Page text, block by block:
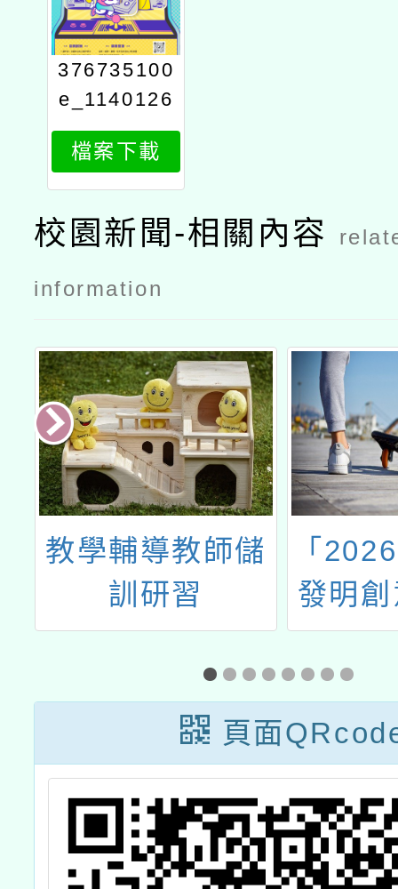
376735100
e_1140126
579_attach
1
檔案下載
校園新聞-相關內容
information
教學輔導教師儲
訓研習
「
發明
頁面